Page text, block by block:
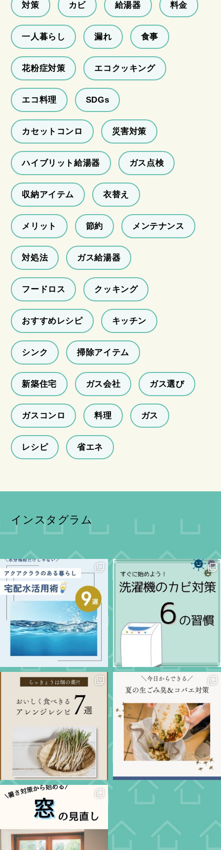
対策 カビ 給湯器 料金
一人暮らし 漏れ 食事
花粉症対策 エコクッキング
エコ料理 SDGs
カセットコンロ 災害対策
ハイブリット給湯器 ガス点検
収納アイテム 衣替え
メリット 節約 メンテナンス
対処法 ガス給湯器
フードロス クッキング
おすすめレシピ キッチン
シンク 掃除アイテム
新築住宅 ガス会社 ガス選び
ガスコンロ 料理 ガス
レシピ 省エネ
インスタグラム